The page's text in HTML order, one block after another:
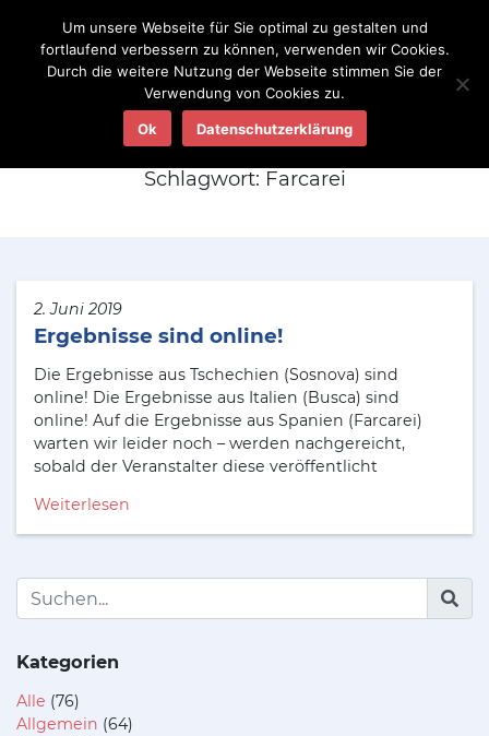
Aktuelles
Schlagwort: Farcarei
2. Juni 2019
Ergebnisse sind online!
Die Ergebnisse aus Tschechien (Sosnova) sind
online! Die Ergebnisse aus Italien (Busca) sind
online! Auf die Ergebnisse aus Spanien (Farcarei)
warten wir leider noch – werden nachgereicht,
sobald der Veranstalter diese veröffentlicht
Weiterlesen
Kategorien
Alle (76)
Allgemein (64)
Um unsere Webseite für Sie optimal zu gestalten und
fortlaufend verbessern zu können, verwenden wir Cookies.
Durch die weitere Nutzung der Webseite stimmen Sie der
Verwendung von Cookies zu.
Ok Datenschutzerklärung